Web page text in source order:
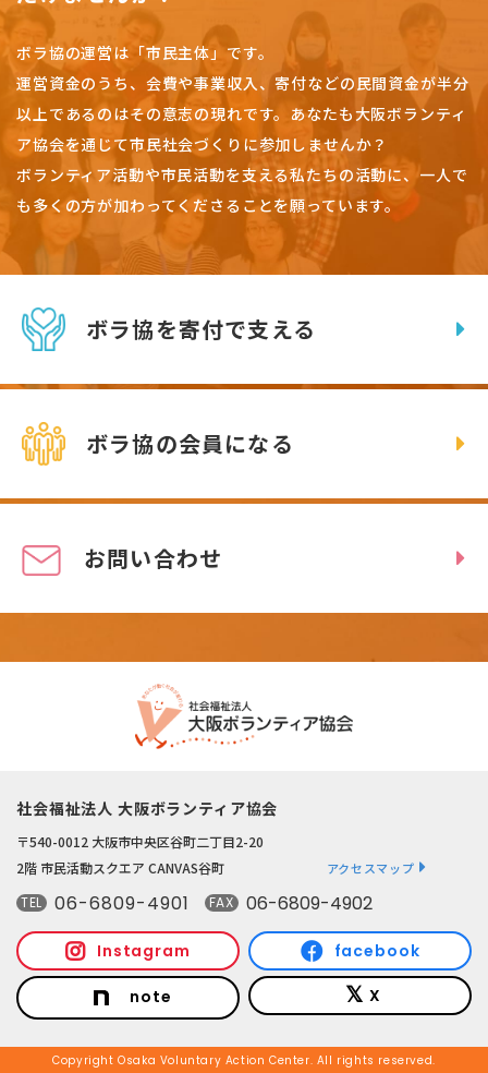
ボラ協の運営は「市民主体」です。
運営資金のうち、会費や事業収入、寄付などの民間資金が半分
以上であるのはその意志の現れです。 あなたも大阪ボランティ
ア協会を通じて市民社会づくりに参加しませんか？
ボランティア活動や市民活動を支える私たちの活動に、一人で
も多くの方が加わってくださることを願っています。
ボラ協を寄付で支える
ボラ協の会員になる
お問い合わせ
社会福祉法人 大阪ボランティア協会
〒540-0012 大阪市中央区谷町二丁目2-20
2階 市民活動スクエア CANVAS谷町
アクセスマップ
TEL 06-6809-4901 FAX 06-6809-4902
Instagram facebook
note X
Copyright Osaka Voluntary Action Center. All rights reserved.